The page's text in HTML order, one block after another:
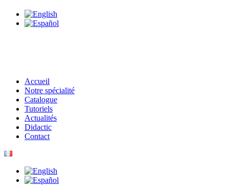
Accueil
Notre spécialité
Catalogue
Tutoriels
Actualités
Didactic
Contact